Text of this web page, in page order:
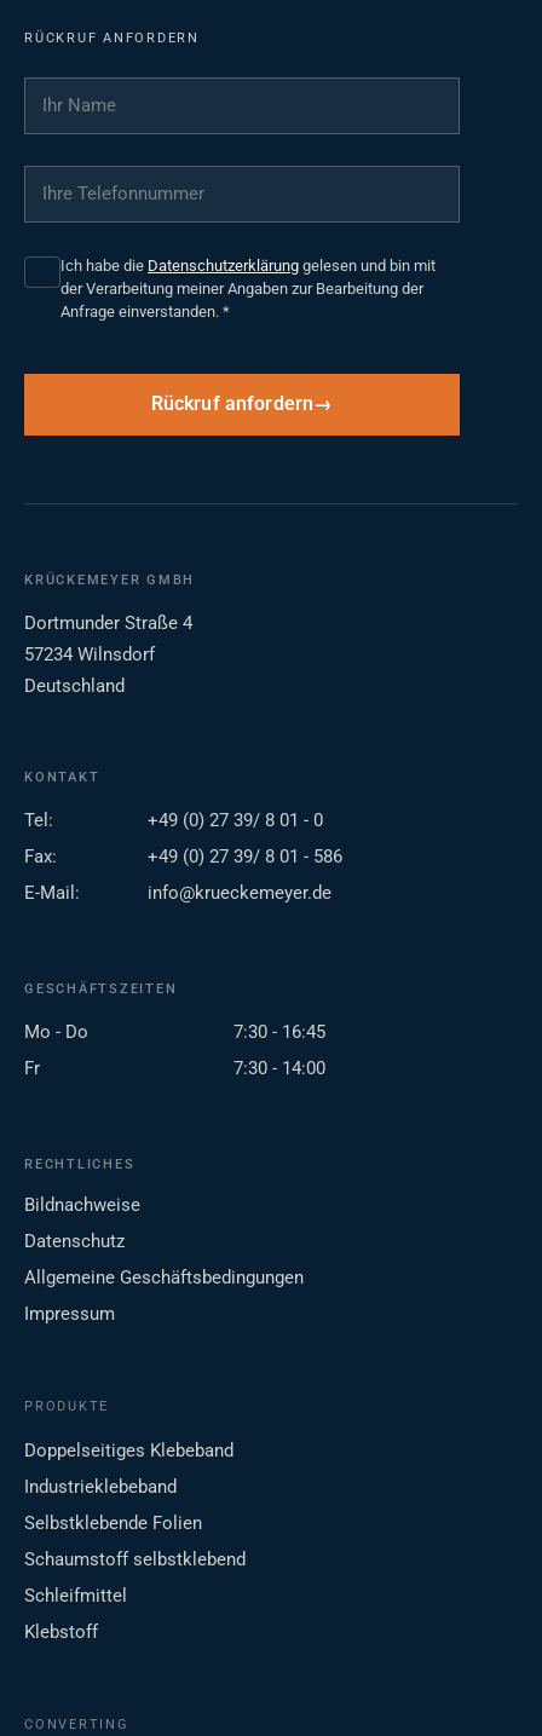
RÜCKRUF ANFORDERN
Ihr Name
Ihre Telefonnummer
Ich habe die Datenschutzerklärung gelesen und bin mit
der Verarbeitung meiner Angaben zur Bearbeitung der
Anfrage einverstanden. *
Rückruf anfordern
KRÜCKEMEYER GMBH
Dortmunder Straße 4
57234 Wilnsdorf
Deutschland
KONTAKT
Tel:
+49 (0) 27 39/ 8 01 - 0
Fax:
+49 (0) 27 39/ 8 01 - 586
E-Mail:
info@krueckemeyer.de
GESCHÄFTSZEITEN
Mo - Do
7:30 - 16:45
Fr
7:30 - 14:00
RECHTLICHES
Bildnachweise
Datenschutz
Allgemeine Geschäftsbedingungen
Impressum
PRODUKTE
Doppelseitiges Klebeband
Industrieklebeband
Selbstklebende Folien
Schaumstoff selbstklebend
Schleifmittel
Klebstoff
CONVERTING